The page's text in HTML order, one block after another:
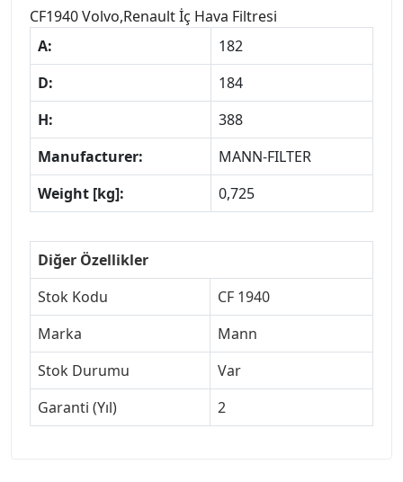
CF1940 Volvo,Renault İç Hava Filtresi
A:
182
D:
184
H:
388
Manufacturer:
MANN-FILTER
Weight [kg]:
0,725
Diğer Özellikler
Stok Kodu
CF 1940
Marka
Mann
Stok Durumu
Var
Garanti (Yıl)
2